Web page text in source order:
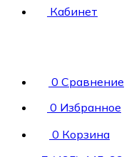
Кабинет
0 Сравнение
0 Избранное
0 Корзина